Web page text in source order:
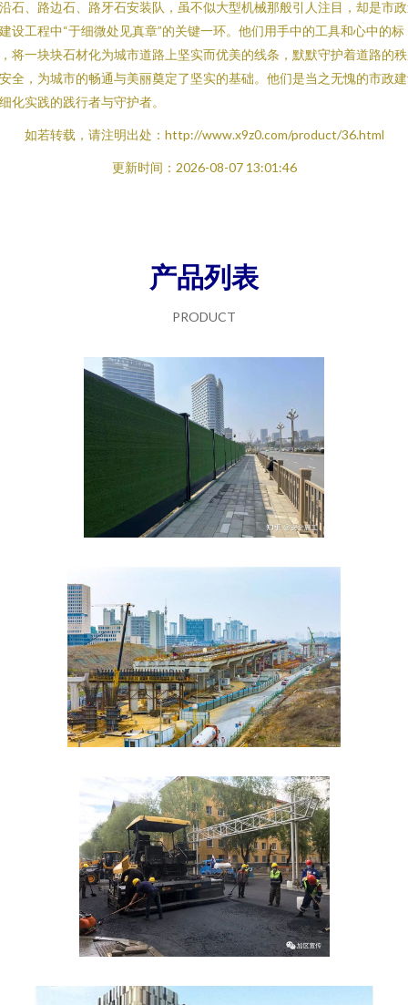
石、路边石、路牙石安装队，虽不似大型机械那般引人注目，却是市
设工程中“于细微处见真章”的关键一环。他们用手中的工具和心中的标
将一块块石材化为城市道路上坚实而优美的线条，默默守护着道路的
全，为城市的畅通与美丽奠定了坚实的基础。他们是当之无愧的市政
化实践的践行者与守护者。
如若转载，请注明出处：http://www.x9z0.com/product/36.html
更新时间：2026-08-07 13:01:46
产品列表
PRODUCT